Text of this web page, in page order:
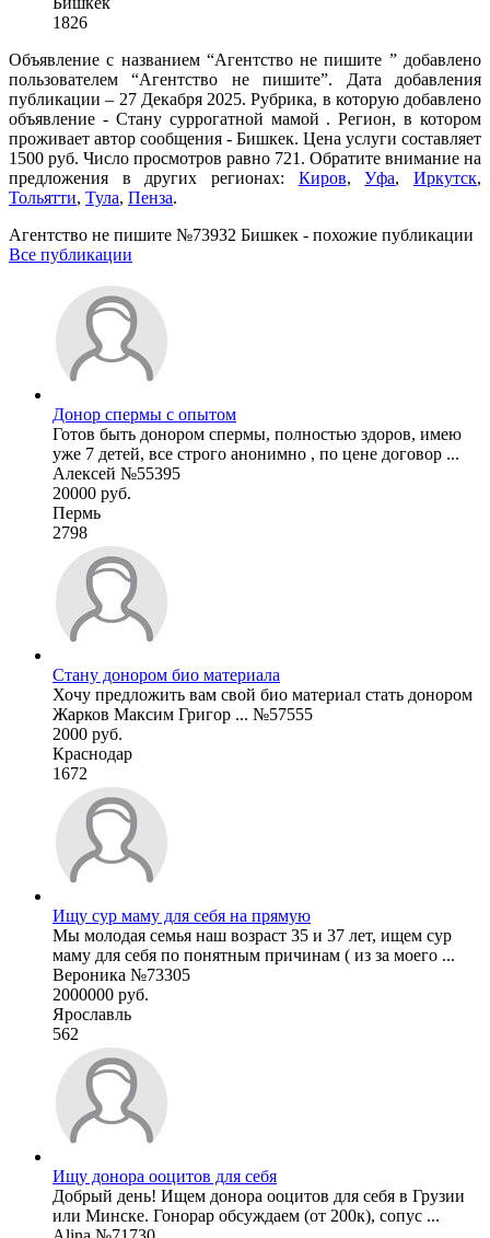
1826
Объявление с названием “Агентство не пишите ” добавлено
пользователем “Агентство не пишите”. Дата добавления
публикации – 27 Декабря 2025. Рубрика, в которую добавлено
объявление - Cтану суррогатной мамой . Регион, в котором
проживает автор сообщения - Бишкек. Цена услуги составляет
1500 руб. Число просмотров равно 721. Обратите внимание на
предложения в других регионах: Киров,Уфа,Иркутск,
Тольятти, Тула, Пенза.
Агентство не пишите №73932 Бишкек - похожие публикации
Все публикации
Донор спермы с опытом
Готов быть донором спермы, полностью здоров, имею
уже 7 детей, все строго анонимно , по цене договор ...
Алексей №55395
20000 руб.
Пермь
2798
Стану донором био материала
Хочу предложить вам свой био материал стать донором
Жарков Максим Григор ... №57555
2000 руб.
Краснодар
1672
Ищу сур маму для себя на прямую
Мы молодая семья наш возраст 35 и 37 лет, ищем сур
маму для себя по понятным причинам ( из за моего ...
Вероника №73305
2000000 руб.
Ярославль
562
Ищу донора ооцитов для себя
Добрый день! Ищем донора ооцитов для себя в Грузии
или Минске. Гонорар обсуждаем (от 200к), сопус ...